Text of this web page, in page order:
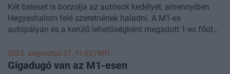
Két baleset is borzolja az autósok kedélyét, amennyiben
Hegyeshalom felé szeretnének haladni. A M1-es
autópályán és a kerülő lehetőségként megadott 1-es főúton
menetidőre számítani.
2023. augusztus 27. 11:02 | MTI
Gigadugó van az M1-esen